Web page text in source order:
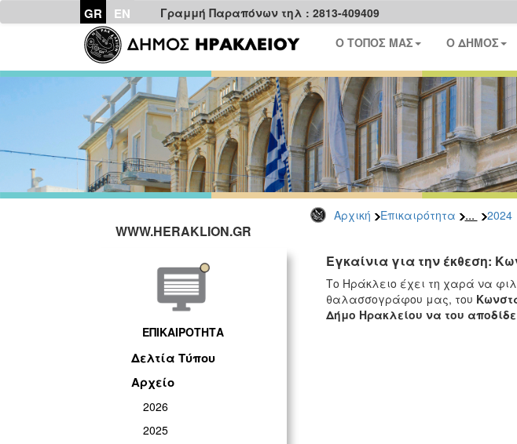
GR EN Γραμμή Παραπόνων τηλ : 2813-409409
Ο ΤΟΠΟΣ ΜΑΣ Ο ΔΗΜΟΣ
Αρχική Επικαιρότητα ... 2024
WWW.HERAKLION.GR
ΕΠΙΚΑΙΡΟΤΗΤΑ
Δελτία Τύπου
Αρχείο
2026
2025
Εγκαίνια για την έκθεση:
Το Ηράκλειο έχει τη χαρά να
θαλασσογράφου μας, του
Δήμο Ηρακλείου να του